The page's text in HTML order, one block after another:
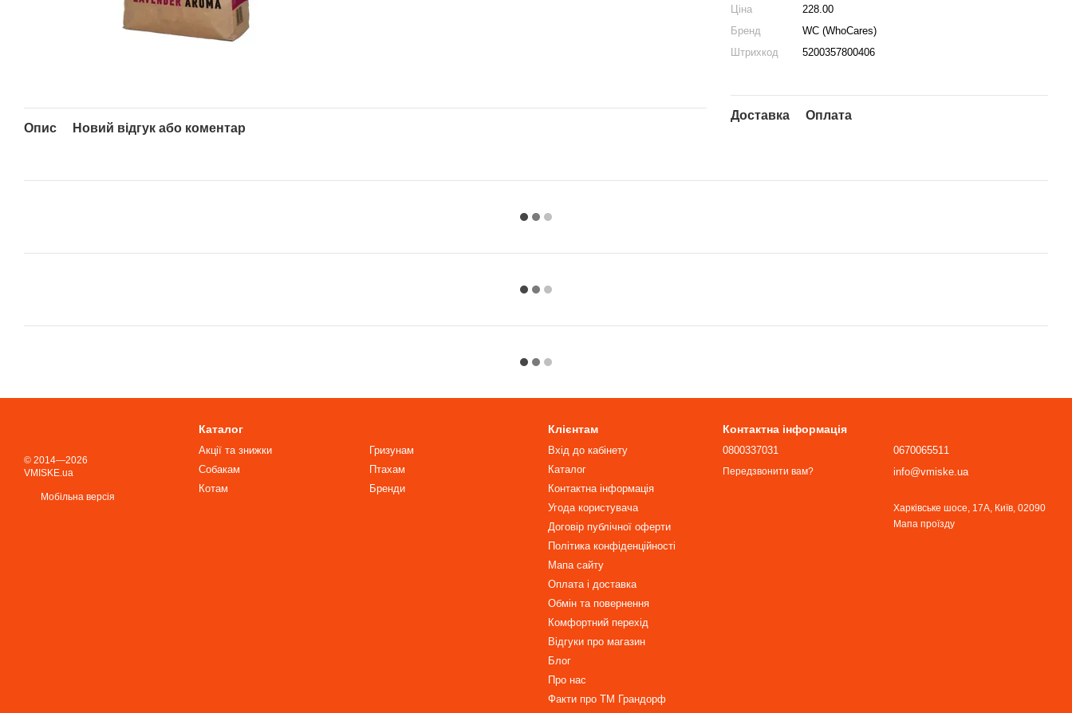
Ціна
228.00
Бренд
WC (WhoCares)
Штрихкод
5200357800406
Доставка
Оплата
Опис
Новий відгук або коментар
© 2014—2026
VMISKE.ua
Мобільна версія
Каталог
Акції та знижки
Собакам
Котам
Гризунам
Птахам
Бренди
Клієнтам
Вхід до кабінету
Каталог
Контактна інформація
Угода користувача
Договір публічної оферти
Політика конфіденційності
Мапа сайту
Оплата і доставка
Обмін та повернення
Комфортний перехід
Відгуки про магазин
Блог
Про нас
Факти про TM Грандорф
Контактна інформація
0800337031
Передзвонити вам?
0670065511
info@vmiske.ua
Харківське шосе, 17А, Київ, 02090
Мапа проїзду